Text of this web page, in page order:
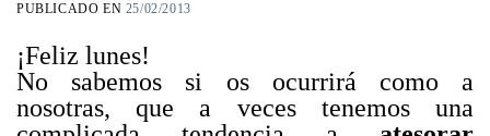
PUBLICADO EN 25/02/2013
¡Feliz lunes!
No sabemos si os ocurrirá como a
nosotras, que a veces tenemos una